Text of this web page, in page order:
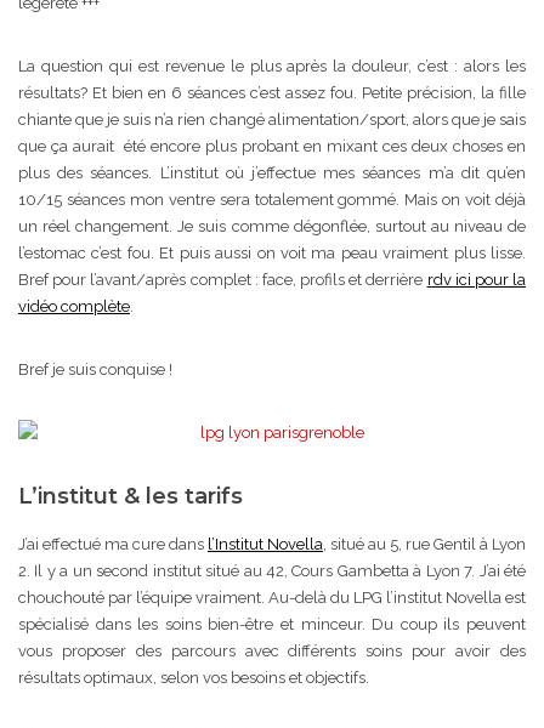
La question qui est revenue le plus après la douleur, c’est : alors les
résultats? Et bien en 6 séances c’est assez fou. Petite précision, la fille
chiante que je suis n’a rien changé alimentation/sport, alors que je sais
que ça aurait été encore plus probant en mixant ces deux choses en
plus des séances. L’institut où j’effectue mes séances m’a dit qu’en
10/15 séances mon ventre sera totalement gommé. Mais on voit déjà
un réel changement. Je suis comme dégonflée, surtout au niveau de
l’estomac c’est fou. Et puis aussi on voit ma peau vraiment plus lisse.
Bref pour l’avant/après complet : face, profils et derrière rdv ici pour la
vidéo complète.
Bref je suis conquise !
L’institut & les tarifs
J’ai effectué ma cure dans l’Institut Novella, situé au 5, rue Gentil à Lyon
2. Il y a un second institut situé au 42, Cours Gambetta à Lyon 7. J’ai été
chouchouté par l’équipe vraiment. Au-delà du LPG l’institut Novella est
spécialisé dans les soins bien-être et minceur. Du coup ils peuvent
vous proposer des parcours avec différents soins pour avoir des
résultats optimaux, selon vos besoins et objectifs.